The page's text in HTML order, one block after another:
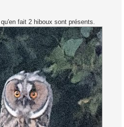
fait 2 hiboux sont présents.